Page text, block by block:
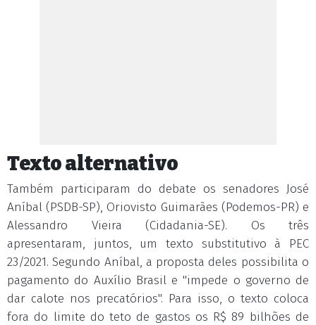
Texto alternativo
Também participaram do debate os senadores José
Aníbal (PSDB-SP), Oriovisto Guimarães (Podemos-PR) e
Alessandro Vieira (Cidadania-SE). Os três
apresentaram, juntos, um texto substitutivo à PEC
23/2021. Segundo Aníbal, a proposta deles possibilita o
pagamento do Auxílio Brasil e "impede o governo de
dar calote nos precatórios". Para isso, o texto coloca
fora do limite do teto de gastos os R$ 89 bilhões de